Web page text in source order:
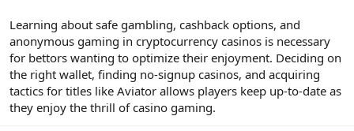
Learning about safe gambling, cashback options, and
anonymous gaming in cryptocurrency casinos is necessary
for bettors wanting to optimize their enjoyment. Deciding on
the right wallet, finding no-signup casinos, and acquiring
tactics for titles like Aviator allows players keep up-to-date as
they enjoy the thrill of casino gaming.